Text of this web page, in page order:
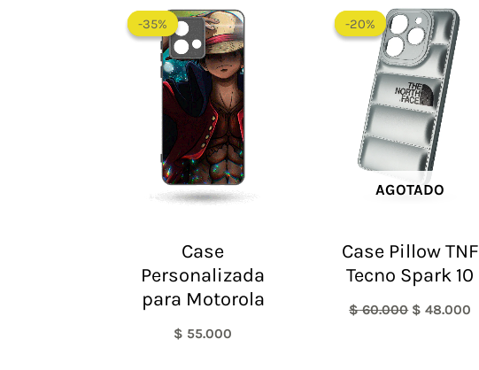
-35%
-35%
Case
Personalizada
para Motorola
$ 55.000
-20%
AGOTADO
-20%
Case Pillow TNF
Tecno Spark 10
$60.000
precio
original
era:
$ 60.000.
$ 48.000